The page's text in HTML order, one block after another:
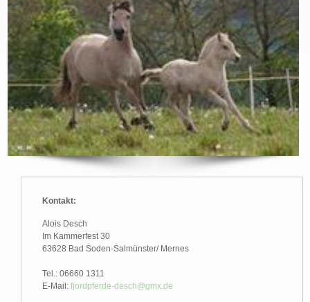
Kontakt:
Alois Desch
Im Kammerfest 30
63628 Bad Soden-Salmünster/ Mernes
Tel.: 06660 1311
E-Mail: fjordpferde-desch@gmx.de